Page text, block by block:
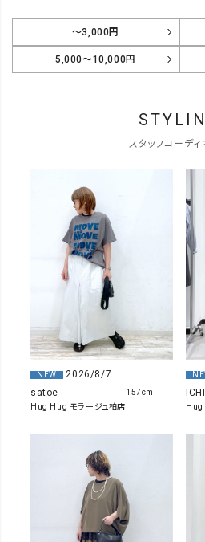
～3,000円
5,000～10,000円
スタッフコーディ
NEW
2026/8/7
satoe
Hug Hug モラージュ柏店
157cm
ICHI